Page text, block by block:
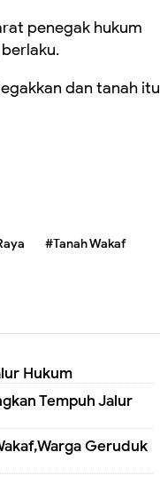
penegak hukum
dan tanah itu
#Tanah Wakaf
Hukum
Tempuh Jalur
Geruduk